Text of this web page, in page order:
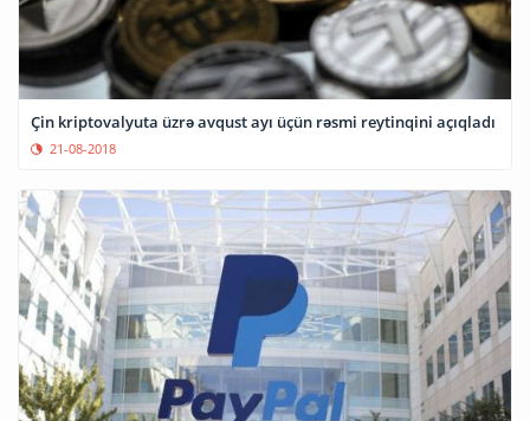
Çin kriptovalyuta üzrə avqust ayı üçün rəsmi reytinqini açıqladı
21-08-2018